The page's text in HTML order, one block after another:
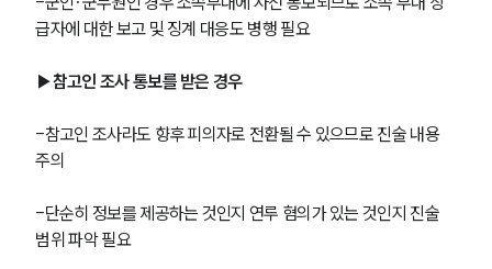
군전문변호사
법률 블로그
법률서식
급자에 대한 보고 및 징계 대응도 병행 필요
▶참고인 조사 통보를 받은 경우
-참고인 조사라도 향후 피의자로 전환될 수 있으므로 진술 내용
주의
-단순히 정보를 제공하는 것인지 연루 혐의가 있는 것인지 진술
범위 파악 필요